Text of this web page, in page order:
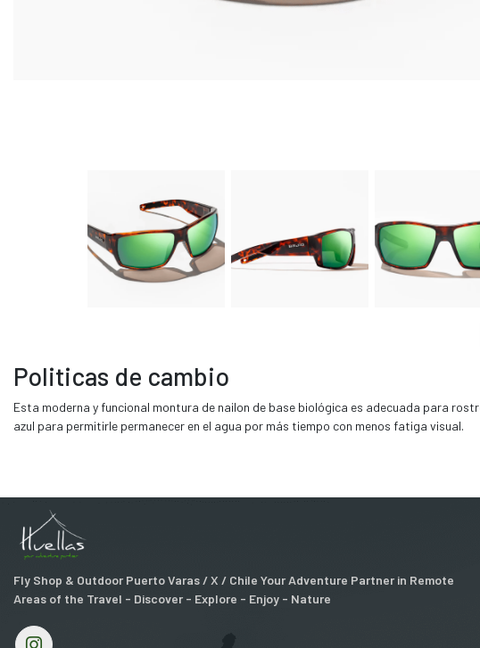
Politicas de cambio
Esta moderna y funcional montura de nailon de base biológica es adecuada para
azul para permitirle permanecer en el agua por más tiempo con menos fatiga visual.
Fly Shop & Outdoor Puerto Varas / X / Chile Your Adventure Partner in Remote
Areas of the Travel - Discover - Explore - Enjoy - Nature